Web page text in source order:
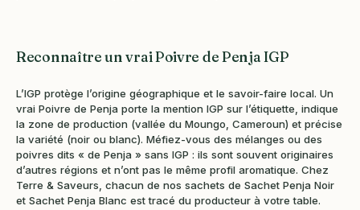
Reconnaître un vrai Poivre de Penja IGP
L’IGP protège l’origine géographique et le savoir-faire local. Un
vrai Poivre de Penja porte la mention IGP sur l’étiquette, indique
la zone de production (vallée du Moungo, Cameroun) et précise
la variété (noir ou blanc). Méfiez-vous des mélanges ou des
poivres dits « de Penja » sans IGP : ils sont souvent originaires
d’autres régions et n’ont pas le même profil aromatique. Chez
Terre & Saveurs, chacun de nos sachets de Sachet Penja Noir
et Sachet Penja Blanc est tracé du producteur à votre table.